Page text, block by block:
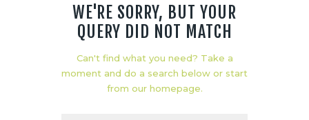
WE'RE SORRY, BUT YOUR
QUERY DID NOT MATCH
Can't find what you need? Take a
moment and do a search below or start
from our homepage.